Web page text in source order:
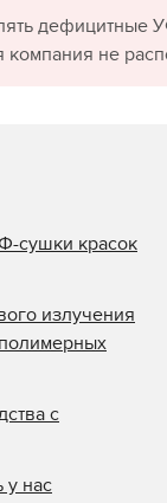
дефицитные
не
сушки красок
излучения
с
у нас